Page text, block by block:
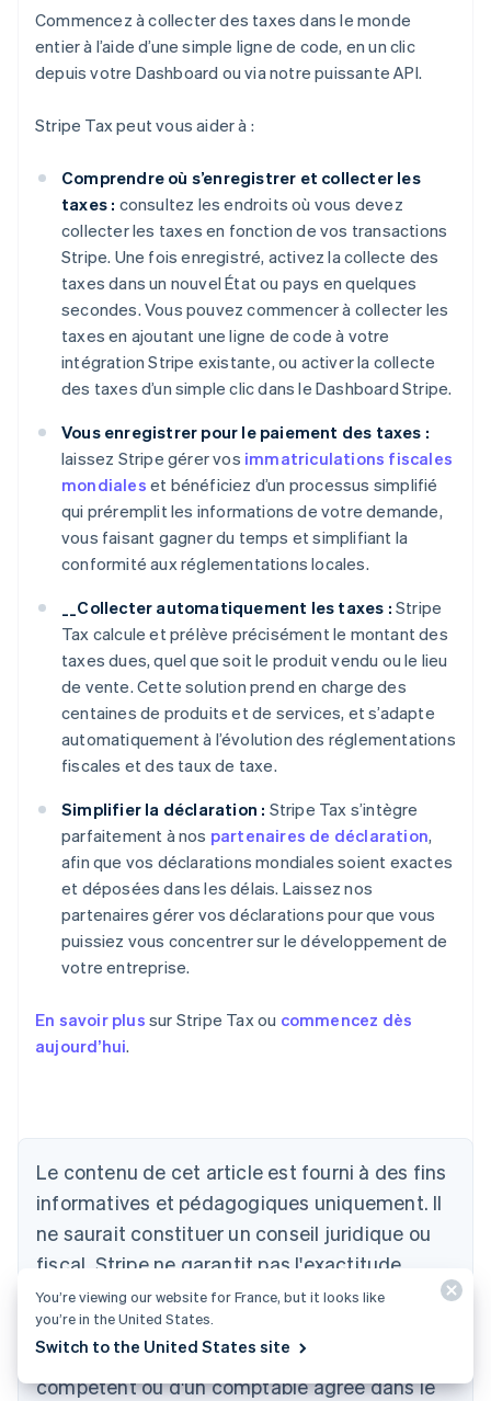
Commencez à collecter des taxes dans le monde
entier à l’aide d’une simple ligne de code, en un clic
depuis votre Dashboard ou via notre puissante API.
Stripe Tax peut vous aider à :
Comprendre où s’enregistrer et collecter les
taxes : consultez les endroits où vous devez
collecter les taxes en fonction de vos transactions
Stripe. Une fois enregistré, activez la collecte des
taxes dans un nouvel État ou pays en quelques
secondes. Vous pouvez commencer à collecter les
taxes en ajoutant une ligne de code à votre
intégration Stripe existante, ou activer la collecte
des taxes d’un simple clic dans le Dashboard Stripe.
Vous enregistrer pour le paiement des taxes :
laissez Stripe gérer vos immatriculations fiscales
mondiales et bénéficiez d’un processus simplifié
qui préremplit les informations de votre demande,
vous faisant gagner du temps et simplifiant la
conformité aux réglementations locales.
__Collecter automatiquement les taxes : Stripe
Tax calcule et prélève précisément le montant des
taxes dues, quel que soit le produit vendu ou le lieu
de vente. Cette solution prend en charge des
centaines de produits et de services, et s’adapte
automatiquement à l’évolution des réglementations
fiscales et des taux de taxe.
Simplifier la déclaration : Stripe Tax s’intègre
parfaitement à nos partenaires de déclaration,
afin que vos déclarations mondiales soient exactes
et déposées dans les délais. Laissez nos
partenaires gérer vos déclarations pour que vous
puissiez vous concentrer sur le développement de
votre entreprise.
En savoir plus sur Stripe Tax ou commencez dès
aujourd’hui.
Le contenu de cet article est fourni à des fins
informatives et pédagogiques uniquement. Il
ne saurait constituer un conseil juridique ou
fiscal. Stripe ne garantit pas l'exactitude,
l'exhaustivité, la pertinence, ni l'actualité des
informations contenues dans cet article. Nous
vous conseillons de solliciter l'avis d'un avocat
compétent ou d'un comptable agréé dans le
Allemagne
Deutsch
Australie
English
Autriche
Belgique
NederlandsFrançaisDeutsch
Brésil
Bulgarie
You’re viewing our website for France, but it looks like
you’re in the United States.
Switch to the United States site